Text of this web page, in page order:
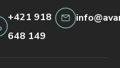
+421 918
648 149